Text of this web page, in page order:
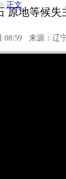
> 正文
原地等候失
08:59 来源：辽